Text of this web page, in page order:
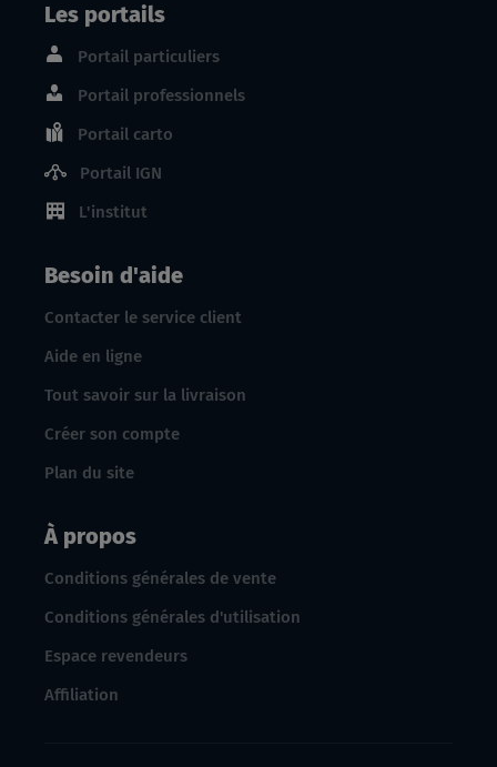
Les portails
Portail particuliers
Portail professionnels
Portail carto
Portail IGN
L'institut
Besoin d'aide
Contacter le service client
Aide en ligne
Tout savoir sur la livraison
Créer son compte
Plan du site
À propos
Conditions générales de vente
Conditions générales d'utilisation
Espace revendeurs
Affiliation